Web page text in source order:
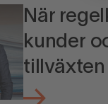
När
kunder
tillväxten